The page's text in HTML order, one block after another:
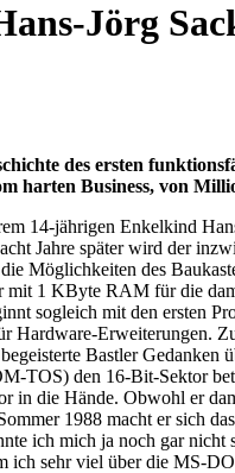
Jörg
des ersten
harten Business, von
14-jährigen Enkelkind
Jahre später wird der
Möglichkeiten des
mit 1 KByte RAM für die
sogleich mit den ersten
Hardware-Erweiterungen.
Bastler
TOS) den 16-Bit-Sektor
in die Hände. Obwohl er
1988 macht er sich
ich mich ja noch gar
ich sehr viel über die MS-